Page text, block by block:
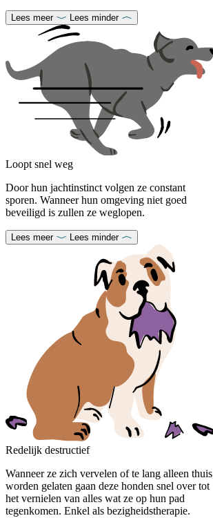
Lees meer Lees minder
Loopt snel weg
Door hun jachtinstinct volgen ze constant
sporen. Wanneer hun omgeving niet goed
beveiligd is zullen ze weglopen.
Lees meer Lees minder
Redelijk destructief
Wanneer ze zich vervelen of te lang alleen thuis
worden gelaten gaan deze honden snel over tot
het vernielen van alles wat ze op hun pad
tegenkomen. Enkel als bezigheidstherapie.